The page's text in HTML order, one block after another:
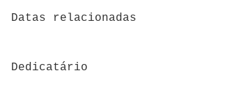
Datas relacionadas
Dedicatário